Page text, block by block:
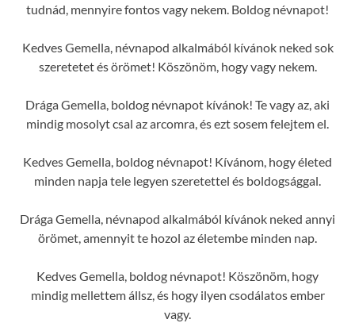
tudnád, mennyire fontos vagy nekem. Boldog névnapot!
Kedves Gemella, névnapod alkalmából kívánok neked sok
szeretetet és örömet! Köszönöm, hogy vagy nekem.
Drága Gemella, boldog névnapot kívánok! Te vagy az, aki
mindig mosolyt csal az arcomra, és ezt sosem felejtem el.
Kedves Gemella, boldog névnapot! Kívánom, hogy életed
minden napja tele legyen szeretettel és boldogsággal.
Drága Gemella, névnapod alkalmából kívánok neked annyi
örömet, amennyit te hozol az életembe minden nap.
Kedves Gemella, boldog névnapot! Köszönöm, hogy
mindig mellettem állsz, és hogy ilyen csodálatos ember
vagy.